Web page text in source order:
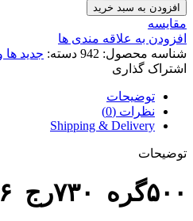
افزودن به سبد خرید
مقایسه
افزودن به علاقه مندی ها
شناسه محصول: 942 دسته: جدید
اشتراک گذاری
توضیحات
نظرات (0)
Shipping & Delivery
توضیحات
۵۰۰گره ۷۳۰رج ۸۶رنگ